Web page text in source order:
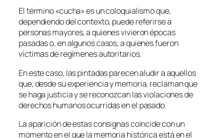
El término «cucha» es un coloquialismo que,
dependiendo del contexto, puede referirse a
personas mayores, a quienes vivieron épocas
pasadas o, en algunos casos, a quienes fueron
víctimas de regímenes autoritarios.
En este caso, las pintadas parecen aludir a aquellos
que, desde su experiencia y memoria, reclaman que
se haga justicia y se reconozcan las violaciones de
derechos humanos ocurridas en el pasado.
La aparición de estas consignas coincide con un
momento en el que la memoria histórica está en el